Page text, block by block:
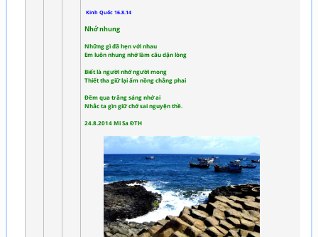
Kinh Quốc 16.8.14
Nhớ nhung
Những gì đã hẹn với nhau
Em luôn nhung nhớ làm câu dặn lòng
Biết là người nhớ người mong
Thiết tha giữ lại ấm nồng chẳng phai
Đêm qua trăng sáng nhớ ai
Nhắc ta gìn giữ chớ sai nguyện thề.
24.8.2014 Mi Sa ĐTH